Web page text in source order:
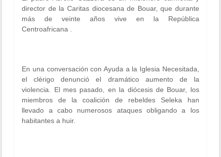
director de la Caritas diocesana de Bouar, que durante
más de veinte años vive en la República
Centroafricana .
En una conversación con Ayuda a la Iglesia Necesitada,
el clérigo denunció el dramático aumento de la
violencia. El mes pasado, en la diócesis de Bouar, los
miembros de la coalición de rebeldes Seleka han
llevado a cabo numerosos ataques obligando a los
habitantes a huir.